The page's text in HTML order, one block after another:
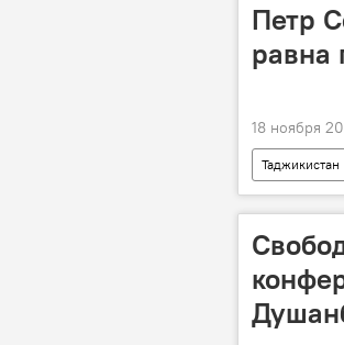
Петр
равна
18 ноября
Таджикистан
Матч Россия